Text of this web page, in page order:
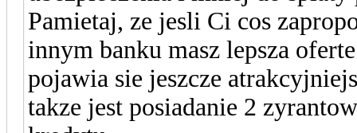
Pamietaj, ze jesli Ci cos
innym banku masz lepsza
pojawia sie jeszcze
takze jest posiadanie 2